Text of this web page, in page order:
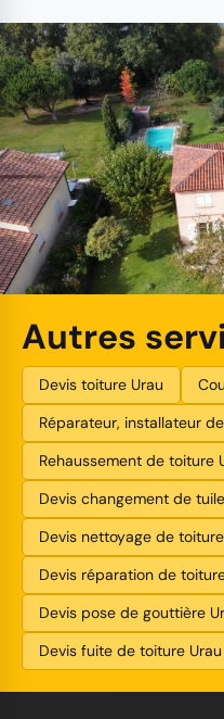
Autres
Devis toiture Urau
Réparateur, installateur
Rehaussement de toiture
Devis changement de
Devis nettoyage de
Devis réparation de
Devis pose de gouttière
Devis fuite de toiture Urau